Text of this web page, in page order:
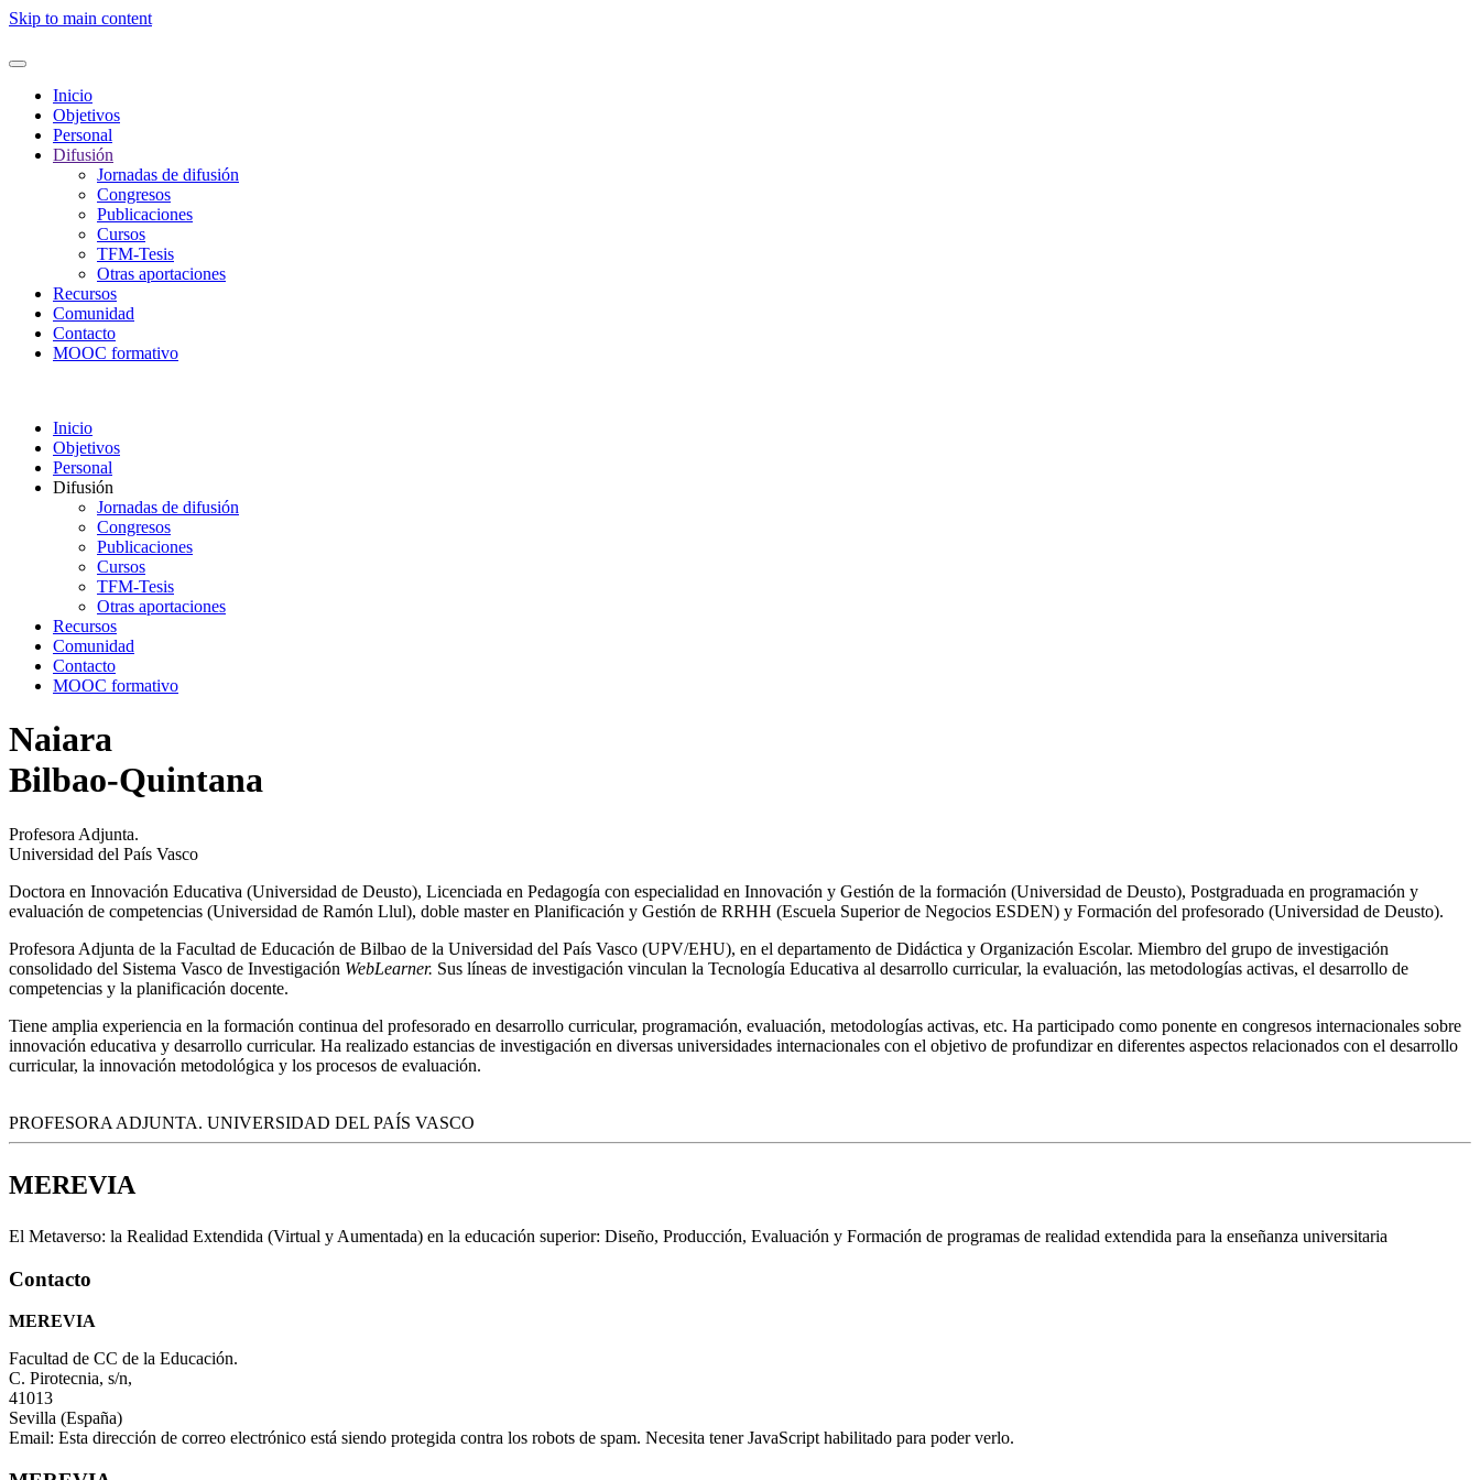
Skip to main content
Inicio
Objetivos
Personal
Difusión
Jornadas de difusión
Congresos
Publicaciones
Cursos
TFM-Tesis
Otras aportaciones
Recursos
Comunidad
Contacto
MOOC formativo
Inicio
Objetivos
Personal
Difusión
Jornadas de difusión
Congresos
Publicaciones
Cursos
TFM-Tesis
Otras aportaciones
Recursos
Comunidad
Contacto
MOOC formativo
Naiara
Bilbao-Quintana
Profesora Adjunta.
Universidad del País Vasco
Doctora en Innovación Educativa (Universidad de Deusto), Licenciada en Pedagogía con especialidad en Innovación y Gestión de la formación (Universidad de Deusto), Postgraduada en programación y
evaluación de competencias (Universidad de Ramón Llul), doble master en Planificación y Gestión de RRHH (Escuela Superior de Negocios ESDEN) y Formación del profesorado (Universidad de Deusto).
Profesora Adjunta de la Facultad de Educación de Bilbao de la Universidad del País Vasco (UPV/EHU), en el departamento de Didáctica y Organización Escolar. Miembro del grupo de investigación
consolidado del Sistema Vasco de Investigación WebLearner. Sus líneas de investigación vinculan la Tecnología Educativa al desarrollo curricular, la evaluación, las metodologías activas, el desarrollo de
competencias y la planificación docente.
Tiene amplia experiencia en la formación continua del profesorado en desarrollo curricular, programación, evaluación, metodologías activas, etc. Ha participado como ponente en congresos internacionales sobre
innovación educativa y desarrollo curricular. Ha realizado estancias de investigación en diversas universidades internacionales con el objetivo de profundizar en diferentes aspectos relacionados con el desarrollo
curricular, la innovación metodológica y los procesos de evaluación.
PROFESORA ADJUNTA. UNIVERSIDAD DEL PAÍS VASCO
MEREVIA
El Metaverso: la Realidad Extendida (Virtual y Aumentada) en la educación superior: Diseño, Producción, Evaluación y Formación de programas de realidad extendida para la enseñanza universitaria
Contacto
MEREVIA
Facultad de CC de la Educación.
C. Pirotecnia, s/n,
41013
Sevilla (España)
Email: Esta dirección de correo electrónico está siendo protegida contra los robots de spam. Necesita tener JavaScript habilitado para poder verlo.